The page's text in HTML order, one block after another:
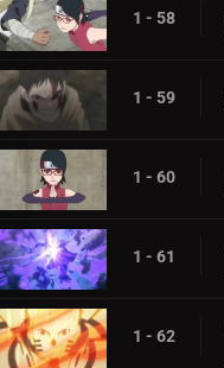
1 - 58
1 - 59
1 - 60
1 - 61
1 - 62